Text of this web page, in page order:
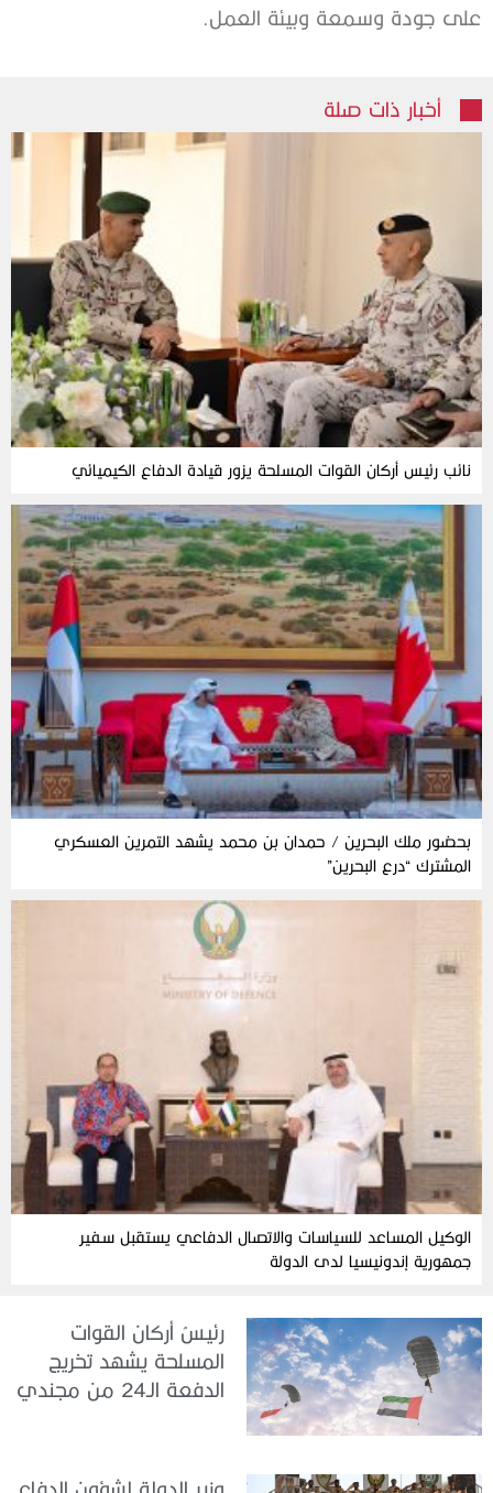
على جودة وسمعة وبيئة العمل.
أخبار ذات صلة
نائب رئيس أركان القوات المسلحة يزور قيادة الدفاع الكيميائي
بحضور ملك البحرين / حمدان بن محمد يشهد التمرين العسكري
المشترك “درع البحرين”
الوكيل المساعد للسياسات والاتصال الدفاعي يستقبل سفير
جمهورية إندونيسيا لدى الدولة
رئيسُ أركان القوات
المسلحة يشهد تخريج
الدفعة الـ24 من مجندي
وزير الدولة لشؤون الدفاع